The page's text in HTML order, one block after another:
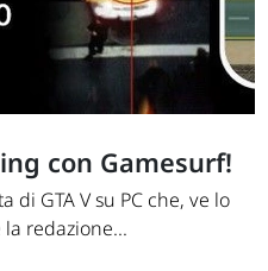
con Gamesurf!
di GTA V su PC che, ve lo
redazione...